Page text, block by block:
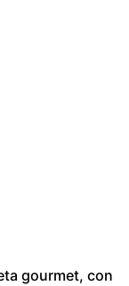
gourmet, con